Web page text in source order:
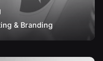
& Branding